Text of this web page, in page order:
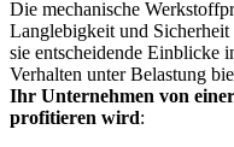
Die mechanische
Langlebigkeit und
sie entscheidende Einblicke
Verhalten unter Belastung
Ihr Unternehmen von
profitieren wird: